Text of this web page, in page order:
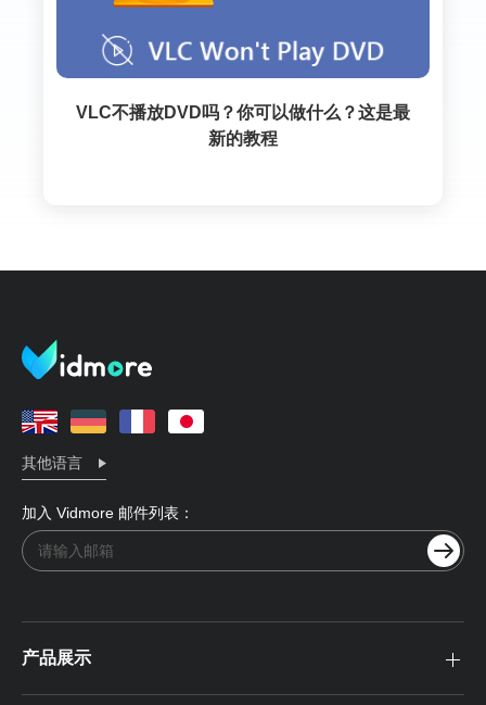
VLC不播放DVD吗？你可以做什么？这是最
新的教程
其他语言
加入 Vidmore 邮件列表：
产品展示